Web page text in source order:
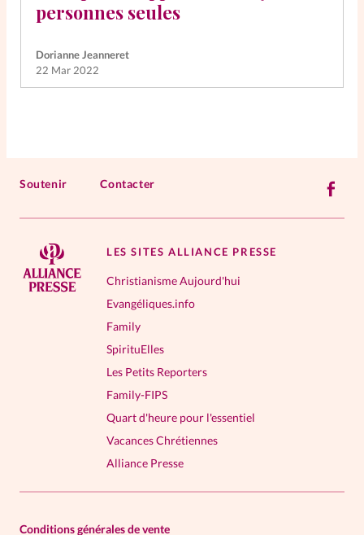
personnes seules
Dorianne Jeanneret
22 Mar 2022
Soutenir Contacter
LES SITES ALLIANCE PRESSE
Christianisme Aujourd'hui
Evangéliques.info
Family
SpirituElles
Les Petits Reporters
Family-FIPS
Quart d'heure pour l'essentiel
Vacances Chrétiennes
Alliance Presse
Conditions générales de vente